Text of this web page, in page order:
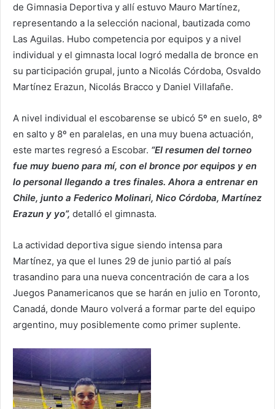
de Gimnasia Deportiva y allí estuvo Mauro Martínez,
representando a la selección nacional, bautizada como
Las Aguilas. Hubo competencia por equipos y a nivel
individual y el gimnasta local logró medalla de bronce en
su participación grupal, junto a Nicolás Córdoba, Osvaldo
Martínez Erazun, Nicolás Bracco y Daniel Villafañe.
A nivel individual el escobarense se ubicó 5º en suelo, 8º
en salto y 8º en paralelas, en una muy buena actuación,
este martes regresó a Escobar. “El resumen del torneo
fue muy bueno para mí, con el bronce por equipos y en
lo personal llegando a tres finales. Ahora a entrenar en
Chile, junto a Federico Molinari, Nico Córdoba, Martínez
Erazun y yo”, detalló el gimnasta.
La actividad deportiva sigue siendo intensa para
Martínez, ya que el lunes 29 de junio partió al país
trasandino para una nueva concentración de cara a los
Juegos Panamericanos que se harán en julio en Toronto,
Canadá, donde Mauro volverá a formar parte del equipo
argentino, muy posiblemente como primer suplente.